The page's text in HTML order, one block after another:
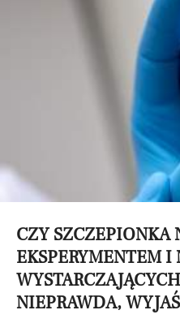
CZY SZCZEPIONKA
EKSPERYMENTEM I
NIEPRAWDA,